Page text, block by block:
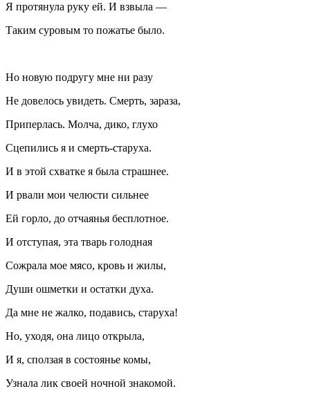
Я протянула руку ей. И взвыла —
Таким суровым то пожатье было.
Но новую подругу мне ни разу
Не довелось увидеть. Смерть, зараза,
Приперлась. Молча, дико, глухо
Сцепились я и смерть-старуха.
И в этой схватке я была страшнее.
И рвали мои челюсти сильнее
Ей горло, до отчаянья бесплотное.
И отступая, эта тварь голодная
Сожрала мое мясо, кровь и жилы,
Души ошметки и остатки духа.
Да мне не жалко, подавись, старуха!
Но, уходя, она лицо открыла,
И я, сползая в состоянье комы,
Узнала лик своей ночной знакомой.